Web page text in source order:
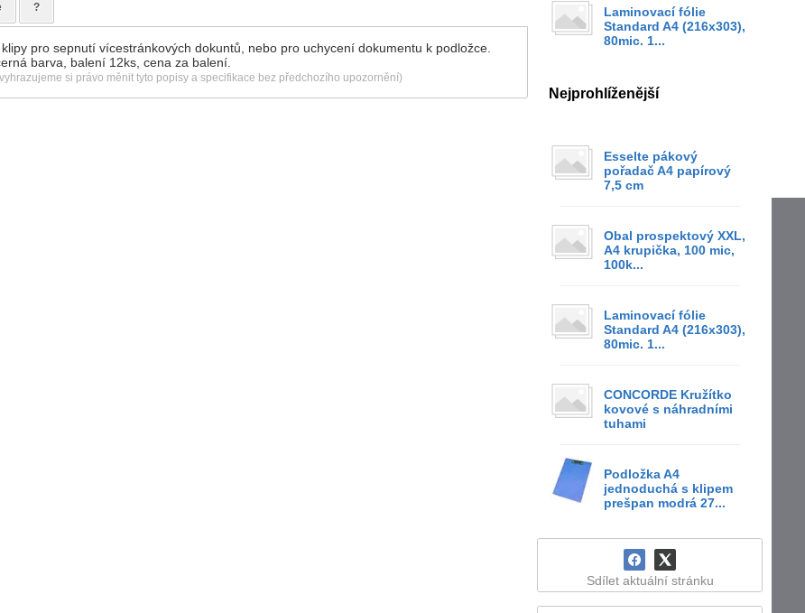
Laminovací fólie
Standard A4 (216x303),
80mic. 1...
Nejprohlíženější
Esselte pákový
pořadač A4 papírový
7,5 cm
Obal prospektový XXL,
A4 krupička, 100 mic,
100k...
Laminovací fólie
Standard A4 (216x303),
80mic. 1...
CONCORDE Kružítko
kovové s náhradními
tuhami
Podložka A4
jednoduchá s klipem
prešpan modrá 27...
Sdílet aktuální stránku
?
pro sepnutí vícestránkových dokuntů, nebo pro uchycení dokumentu k podložce.
barva, balení 12ks, cena za balení.
si právo měnit tyto popisy a specifikace bez předchozího upozornění)